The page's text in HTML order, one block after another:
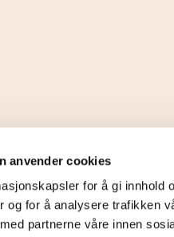
anvender cookies
for å gi innhold
og for å analysere trafikken
partnerne våre innen